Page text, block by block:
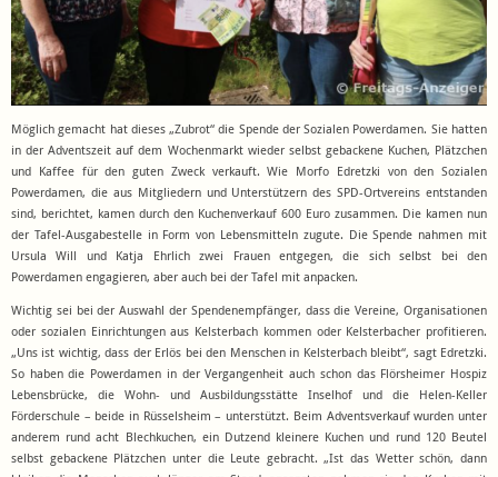
Möglich gemacht hat dieses „Zubrot“ die Spende der Sozialen Powerdamen. Sie hatten
in der Adventszeit auf dem Wochenmarkt wieder selbst gebackene Kuchen, Plätzchen
und Kaffee für den guten Zweck verkauft. Wie Morfo Edretzki von den Sozialen
Powerdamen, die aus Mitgliedern und Unterstützern des SPD-Ortvereins entstanden
sind, berichtet, kamen durch den Kuchenverkauf 600 Euro zusammen. Die kamen nun
der Tafel-Ausgabestelle in Form von Lebensmitteln zugute. Die Spende nahmen mit
Ursula Will und Katja Ehrlich zwei Frauen entgegen, die sich selbst bei den
Powerdamen engagieren, aber auch bei der Tafel mit anpacken.
Wichtig sei bei der Auswahl der Spendenempfänger, dass die Vereine, Organisationen
oder sozialen Einrichtungen aus Kelsterbach kommen oder Kelsterbacher profitieren.
„Uns ist wichtig, dass der Erlös bei den Menschen in Kelsterbach bleibt“, sagt Edretzki.
So haben die Powerdamen in der Vergangenheit auch schon das Flörsheimer Hospiz
Lebensbrücke, die Wohn- und Ausbildungsstätte Inselhof und die Helen-Keller
Förderschule – beide in Rüsselsheim – unterstützt. Beim Adventsverkauf wurden unter
anderem rund acht Blechkuchen, ein Dutzend kleinere Kuchen und rund 120 Beutel
selbst gebackene Plätzchen unter die Leute gebracht. „Ist das Wetter schön, dann